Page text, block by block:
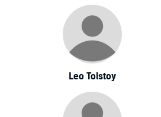
Leo Tolstoy